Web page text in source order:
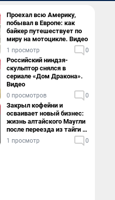
Проехал всю Америку,
побывал в Европе: как
байкер путешествует по
миру на мотоцикле. Видео
1 просмотр 0
Российский ниндзя-
скульптор снялся в
сериале «Дом Дракона».
Видео
0 просмотров 0
Закрыл кофейни и
осваивает новый бизнес:
жизнь алтайского Маугли
после переезда из тайги в
столицу
1 просмотр 0